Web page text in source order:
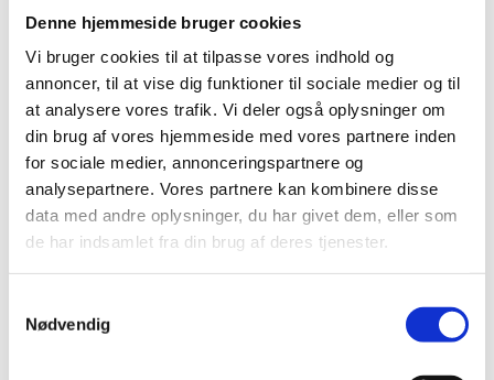
Denne hjemmeside bruger cookies
Vi bruger cookies til at tilpasse vores indhold og
annoncer, til at vise dig funktioner til sociale medier og til
at analysere vores trafik. Vi deler også oplysninger om
din brug af vores hjemmeside med vores partnere inden
for sociale medier, annonceringspartnere og
analysepartnere. Vores partnere kan kombinere disse
data med andre oplysninger, du har givet dem, eller som
de har indsamlet fra din brug af deres tjenester.
Nødvendig
konsekvenserne af eventuelle ændringer i krav og
rammer for ansøgere til Eurostars. Dette gælder også,
hvis Eurostars-opslaget udgår eller ændres så meget,
at det ikke længere passer til ansøgers EUopSTART-
ansøgning.
Det gælder stadig, at EUopSTART-bevillinger først
udbetales, når det kan dokumenteres, at EU-
ansøgningen er indsendt. Det er således forbundet
med en vis risiko at forberede en ansøgning
til Eurostars på baggrund af et forventet opslag.
Hvad er EUopSTART, og hvem kan